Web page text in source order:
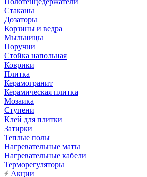
Стаканы
Дозаторы
Корзины и ведра
Мыльницы
Поручни
Стойка напольная
Коврики
Плитка
Керамогранит
Керамическая плитка
Мозаика
Ступени
Клей для плитки
Затирки
Теплые полы
Нагревательные маты
Нагревательные кабели
Терморегуляторы
Акции